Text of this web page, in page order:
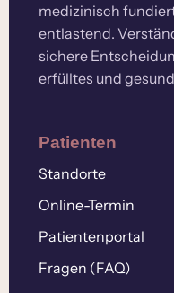
medizinisch
entlastend.
sichere
erfülltes und
Patienten
Standorte
Online-Termin
Patientenportal
Fragen (FAQ)